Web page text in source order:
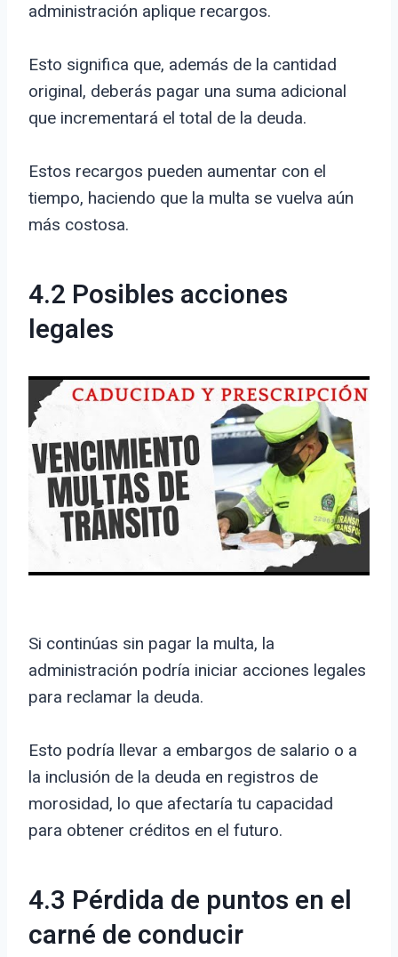
administración aplique recargos.
Esto significa que, además de la cantidad
original, deberás pagar una suma adicional
que incrementará el total de la deuda.
Estos recargos pueden aumentar con el
tiempo, haciendo que la multa se vuelva aún
más costosa.
4.2 Posibles acciones
legales
Si continúas sin pagar la multa, la
administración podría iniciar acciones legales
para reclamar la deuda.
Esto podría llevar a embargos de salario o a
la inclusión de la deuda en registros de
morosidad, lo que afectaría tu capacidad
para obtener créditos en el futuro.
4.3 Pérdida de puntos en el
carné de conducir